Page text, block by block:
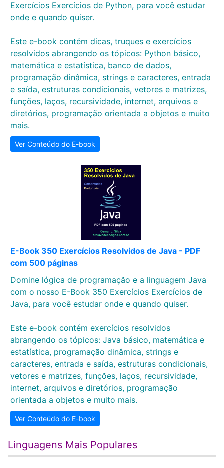
Exercícios Exercícios de Python, para você estudar
onde e quando quiser.
Este e-book contém dicas, truques e exercícios
resolvidos abrangendo os tópicos: Python básico,
matemática e estatística, banco de dados,
programação dinâmica, strings e caracteres, entrada
e saída, estruturas condicionais, vetores e matrizes,
funções, laços, recursividade, internet, arquivos e
diretórios, programação orientada a objetos e muito
mais.
Ver Conteúdo do E-book
E-Book 350 Exercícios Resolvidos de Java - PDF
com 500 páginas
Domine lógica de programação e a linguagem Java
com o nosso E-Book 350 Exercícios Exercícios de
Java, para você estudar onde e quando quiser.
Este e-book contém exercícios resolvidos
abrangendo os tópicos: Java básico, matemática e
estatística, programação dinâmica, strings e
caracteres, entrada e saída, estruturas condicionais,
vetores e matrizes, funções, laços, recursividade,
internet, arquivos e diretórios, programação
orientada a objetos e muito mais.
Ver Conteúdo do E-book
Linguagens Mais Populares